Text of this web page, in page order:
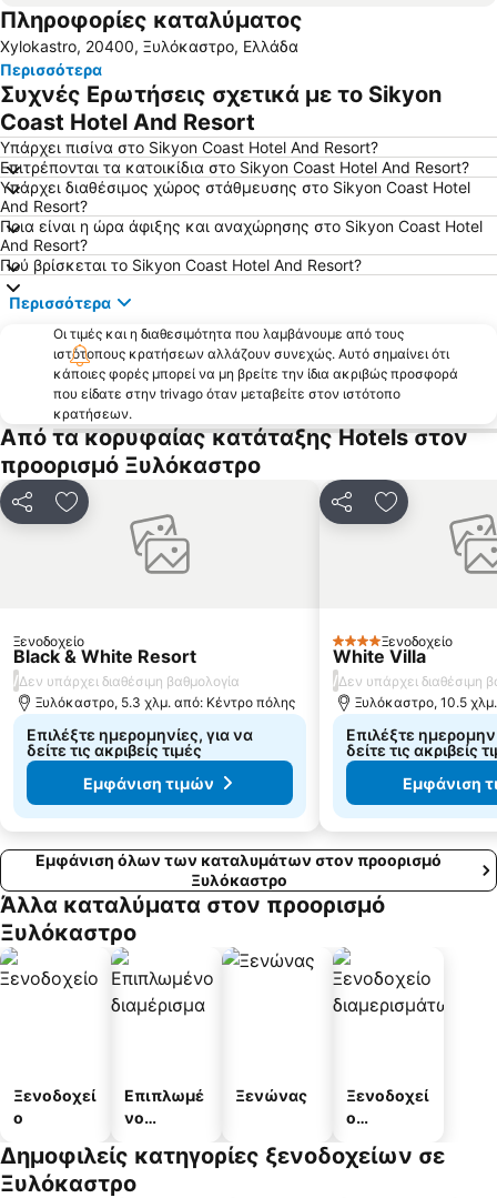
Λουτρά Ωραίας Ελένης
Πλαζ Αγίου Ισιδώρου
Καλάβρυτα Χιονοδρομικό Κέντρο
Καλάβρυτα
Λίμνη Τσιβλού
Λίμνη Βουλιαγμένης
Καλάμια
Δερβένι
Λιβάδι
Ιαματικές Πηγές και Υδροθεραπευτήριο
Καμάρι
Ερατεινή
Πευκιάς
Ράντζο
Ζηρεία Χιονοδρομικό Κέντρο
Λιμάνι Κιάτου
Παραλία Διστόμου
Ιαματικά Λουτρά Ωραίας Ελένης
Παραδοσιακός Οικισμός Αράχωβας
Στραβά - Αλκυώνη
Λιμάνι Ιτέας
Λουτράκι 2
Πινακωτή
Πευκιάς
Μελίσσι
Πευκάκια
Βραχάκια Κίρρας
Λίμνη Στυμφαλία
Κοκκώνι
Αρχαίο Θέατρο Αιγείρα
Πληροφορίες καταλύματος
Xylokastro, 20400, Ξυλόκαστρο, Ελλάδα
Περισσότερα
Συχνές Ερωτήσεις σχετικά με το Sikyon
Coast Hotel And Resort
Υπάρχει πισίνα στο Sikyon Coast Hotel And Resort?
Επιτρέπονται τα κατοικίδια στο Sikyon Coast Hotel And Resort?
Υπάρχει διαθέσιμος χώρος στάθμευσης στο Sikyon Coast Hotel
And Resort?
Ποια είναι η ώρα άφιξης και αναχώρησης στο Sikyon Coast Hotel
And Resort?
Πού βρίσκεται το Sikyon Coast Hotel And Resort?
Περισσότερα
Οι τιμές και η διαθεσιμότητα που λαμβάνουμε από τους
ιστότοπους κρατήσεων αλλάζουν συνεχώς. Αυτό σημαίνει ότι
κάποιες φορές μπορεί να μη βρείτε την ίδια ακριβώς προσφορά
που είδατε στην trivago όταν μεταβείτε στον ιστότοπο
κρατήσεων.
Από τα κορυφαίας κατάταξης Hotels στον
προορισμό Ξυλόκαστρο
ΚοινοποίησηΠροσθήκη στα αγαπημένα
Ξενοδοχείο
Black & White Resort
/Δεν υπάρχει διαθέσιμη βαθμολογία
Ξυλόκαστρο, 5.3 χλμ. από: Κέντρο πόλης
Επιλέξτε ημερομηνίες, για να
δείτε τις ακριβείς τιμές
Εμφάνιση τιμών
ΚοινοποίησηΠροσθήκη
4 ΑστέριαΞενοδοχείο
White Villa
/Δεν υπάρχει διαθέσιμη
Ξυλόκαστρο, 10.5
Επιλέξτε
δείτε τις ακριβείς
Εμφάνιση
Εμφάνιση όλων των καταλυμάτων στον προορισμό
Ξυλόκαστρο
Άλλα καταλύματα στον προορισμό
Ξυλόκαστρο
Ξενοδοχεί
ο
Επιπλωμέ
νο
α
Ξενώνας
Ξενοδοχεί
ο
άτων
Δημοφιλείς κατηγορίες ξενοδοχείων σε
Ξυλόκαστρο